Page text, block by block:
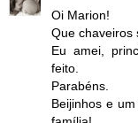
Oi Marion!
Que chaveiros
Eu amei,
feito.
Parabéns.
Beijinhos e